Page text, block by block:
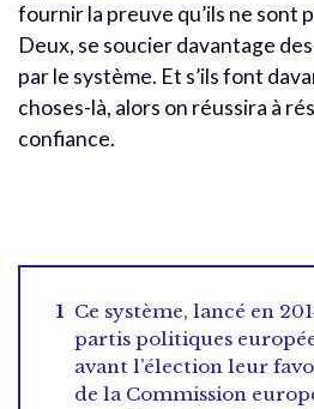
fournir la preuve qu’ils ne sont
Deux, se soucier davantage
par le système. Et s’ils font
choses-là, alors on réussira à
confiance.
Ce système, lancé en
partis politiques
avant l’élection leur
de la Commission